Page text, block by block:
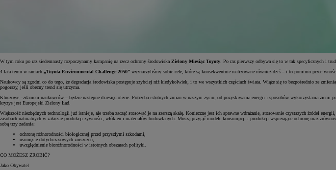
W tym roku po raz siedemnasty rozpoczynamy kampanię na rzecz ochrony środowiska Zielony Miesiąc Toyoty . Po raz pierwszy odbywa się to w tak specyficznych i
4 lata temu w ramach „Toyota Environmental Challenge 2050” wyznaczyliśmy sobie cele, które są konsekwentnie realizowane również dziś – i to pomimo
Naukowcy są zgodni co do tego, że degradacja środowiska postępuje szybciej niż kiedykolwiek, i to we wszystkich częściach świata. Wiąże się to bezpośrednio ze
pogorszy, jeśli obecny trend się utrzyma.
Kluczowe –zdaniem naukowców – będzie następne dziesięciolecie. Potrzeba istotnych zmian w naszym życiu, od pozyskiwania energii i sposobów wykorzystania
kryzys jest Europejski Zielony Ład.
Większość niezbędnych technologii już istnieje, ale trzeba zacząć stosować je na szerszą skalę. Konieczne jest ich sprawne wdrażanie, stosowanie czystszych źródeł
zasobach naturalnych w zakresie produkcji żywności, włókien i materiałów budowlanych. Muszą przyjąć modele konsumpcji i produkcji wspierające ochronę oraz
sobą trzy zadania:
ochronę różnorodności biologicznej przed przyszłymi szkodami,
usunięcie dotychczasowych zniszczeń,
uwzględnienie bioróżnorodności w istotnych obszarach polityki.
CO MOŻESZ ZROBIĆ?
Jako Obywatel